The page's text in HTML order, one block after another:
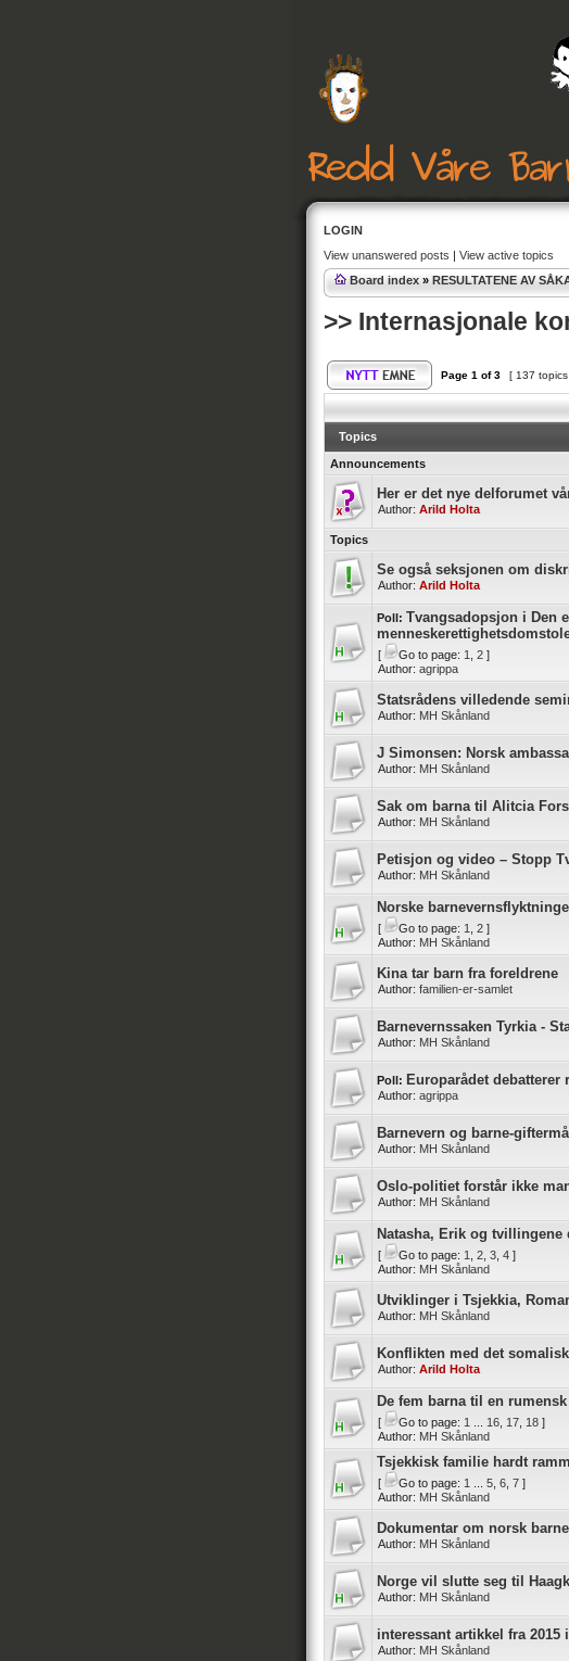
LOGIN
View unanswered posts | View active topics
Board index » RESULTATENE AV
>> Internasjonale
Page 1 of3 [ 137 topics
Topics
Announcements
Her er det nye delforumet
Author: Arild Holta
Topics
Se også seksjonen om
Author: Arild Holta
Poll: Tvangsadopsjon i Den
[ Go to page: 1 2 ]
Author: agrippa
Statsrådens villedende
Author: MH Skånland
J Simonsen: Norsk
Author: MH Skånland
Sak om barna til Alitcia
Author: MH Skånland
Petisjon og video – Stopp
Author: MH Skånland
Norske
[ Go to page: 1 2 ]
Author: MH Skånland
Kina tar barn fra foreldrene
Author: familien-er-samlet
Barnevernssaken Tyrkia -
Author: MH Skånland
Poll: Europarådet debatterer
Author: agrippa
Barnevern og barne-
Author: MH Skånland
Oslo-politiet forstår ikke
Author: MH Skånland
Natasha, Erik og tvillingene
[ Go to page: 1 2 3 4 ]
Author: MH Skånland
Utviklinger i Tsjekkia,
Author: MH Skånland
Konflikten med det
Author: Arild Holta
De fem barna til en
[ Go to page: 1 16 17 18 ]
Author: MH Skånland
Tsjekkisk familie hardt
[ Go to page: 1 5 6 7 ]
Author: MH Skånland
Dokumentar om norsk
Author: MH Skånland
Norge vil slutte seg til
Author: MH Skånland
interessant artikkel fra 2015
Author: MH Skånland